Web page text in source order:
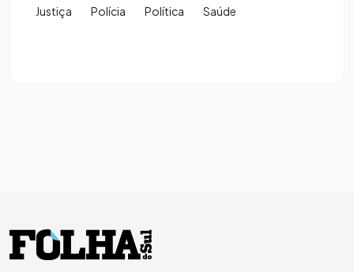
Justiça Polícia Política Saúde